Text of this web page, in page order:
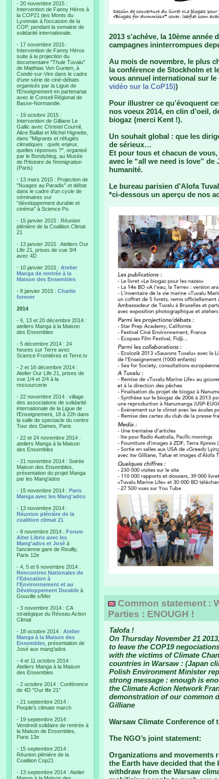
- 20 novembre 2015 :
Intervention de Fanny Héros à
la COP21 des Monts du
Lyonnais à l'occasion de la
COP, pendant la semaine de
solidarité internationale.
- 17 novembre 2015 :
Intervention de Fanny Héros
suite à la projection du
documentaire "Thule Tuvalu"
de Matthias Von Gunten, à
Condé-sur-Vire dans le cadre
d'une série de ciné-débats
organisés par la Ligue de
l'Enseignement en partenariat
avec le Conseil Régional de
Basse-Normandie.
- 19 octobre 2015 :
Intervention de Gilliane Le
Gallic avec Christel Cournil,
Alice Baillat et Michel Hignette,
dans "Migrants et réfugiés
climatiques : quels enjeux,
quelles réponses ?", organisé
par le Bondyblog, au Musée
de l'Histoire de l'immigration
(Paris)
- 13 mars 2015 : Projection de
"Nuages au Paradis" et débat
dans le cadre d'un cycle de
séminaires sur
"développement durable et
cinéma" à Science Po.
- 15 janvier 2015 : Réunion
plénière de la Coalition Climat
21
- 13 janvier 2015 : Ateliers Our
Life 21, prises de vue 3/4
avec 4D
- 10 janvier 2015 : Atelier
Manga de rentrée à la
Maison des Ensembles
- 8 janvier 2015 : Charlie
forever
2014
- 6, 13 et 20 décembre 2014 :
ateliers Manga à la Maison
des Ensembles
- 5 décembre 2014 : 24
heures sur Terre avec
Science Frontières et Terre.tv
- 2 et 16 décembre 2014 :
Atelier Our Life 21, prises de
vue 1/4 et 2/4 à la
ressourcerie
- 22 novembre 2014 : village
des associations de solidarité
internationale de la Ligue de
l'Enseignement, 18 à 22h dans
la salle de spectacle du centre
Tour des Dames, Paris
- 22 et 24 novembre 2014 :
ateliers Manga à la Maison
des Ensembles
- 21 novembre 2014 : Soirée
Maison des Ensembles,
présentation du projet Manga
par les Mang'ados
- 15 novembre 2014 : Paris
Manga avec les Mang'ados
- 13 novembre 2014 :
Réunion plénière de la
coalition climat 21
- 8 novembre 2014 : Forum
Alter Libris avec les
Mang'ados et José à
l'ancienne gare de Reuilly,
Paris 12e
- 4, 5 et 6 novembre 2014 :
Rencontres Nationales de
l'Education à
l'Environnement et au
Développement Durable à
Gouville s/Mer
- 3 novembre 2014 : CA
stratégique du Réseau Action
Climat
- 18 octobre 2014 : Atelier
Manga à la Maison des
Ensembles , présentation de
José aux mang'ados
- 4 et 11 octobre 2014 :
Ateliers Manga à la Maison
des Ensembles
- 2 octobre 2014 : Conférence
de 4D "Our life 21"
- 21 septembre 2014 :
People's climate march
- 19 septembre 2014 :
Vendredi solidaire de rentrée à
la Maison de Ensembles,
Paris 13e
- 15 septembre 2014 :
Réunion plénière de la
Coalition Cop21
- 13 septembre 2014 : Atelier
2013 s’achève, la 10ème
campagnes ininterrompues
Au mois de novembre, le plus
la conférence de Stockholm et
vous annuel international sur
vidéo sur la CoP15))
Pour illustrer ce qu’évoquent
nos voeux 2014, en clin d’oeil,
biogaz (merci Kent !).
Un souhait global : que les
de sérieux…
Et pour tous et chacun de
avec le “all we need is love”
humanité.
Le bureau parisien d’Alofa
*ci-dessous un aperçu de nos
Common statement :
Parties : ENOUGH !
Talofa !
On Thursday November 21
to leave the COP19
with the victims of Climate
countries in Warsaw : (Japan
Polish Environment Minister
strong message : enough is
the Climate Action Network
demonstration of our common
Gilliane
Warsaw Climate Conference of
The NGO’s joint statement:
Organizations and movements
the Earth have decided that
withdraw from the Warsaw